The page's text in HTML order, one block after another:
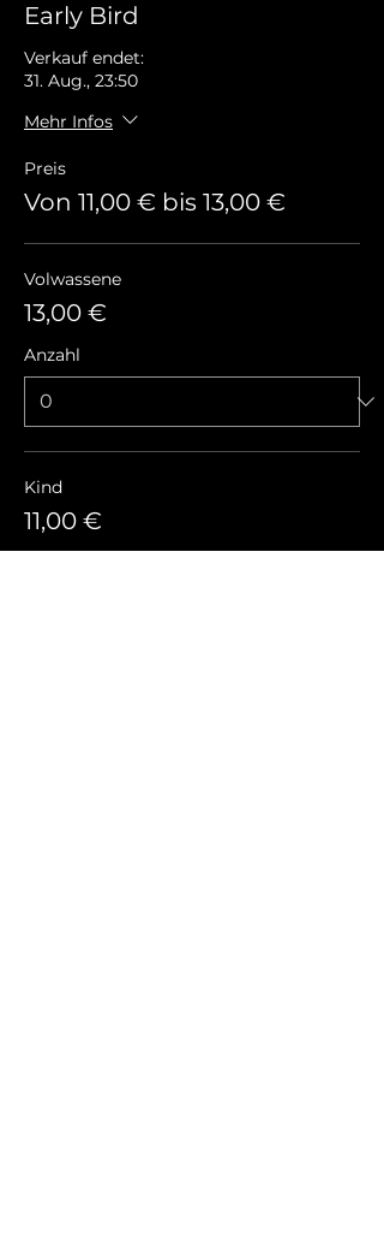
Early Bird
Verkauf endet:
31. Aug., 23:50
Mehr Infos
Preis
Von 11,00 € bis 13,00 €
Volwassene
13,00 €
Anzahl
Kind
11,00 €